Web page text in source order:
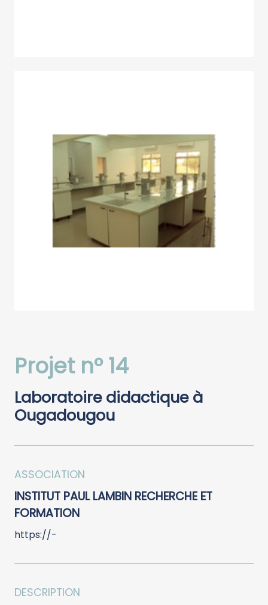
Projet n° 14
Laboratoire didactique à
Ougadougou
ASSOCIATION
INSTITUT PAUL LAMBIN RECHERCHE ET
FORMATION
https://-
DESCRIPTION